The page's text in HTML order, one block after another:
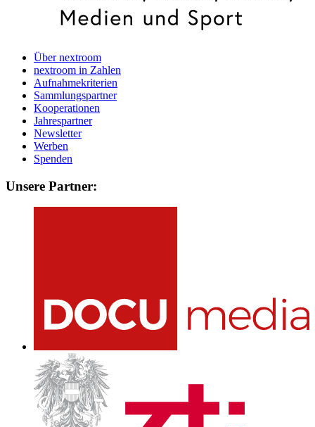
Über nextroom
nextroom in Zahlen
Aufnahmekriterien
Sammlungspartner
Kooperationen
Jahrespartner
Newsletter
Werben
Spenden
Unsere Partner: